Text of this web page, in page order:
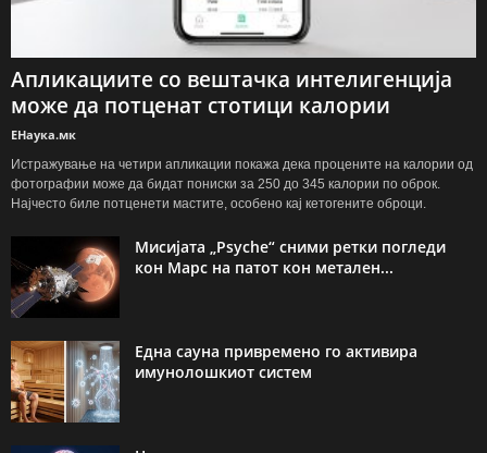
Апликациите со вештачка интелигенција
може да потценат стотици калории
ЕНаука.мк
Истражување на четири апликации покажа дека процените на калории од
фотографии може да бидат пониски за 250 до 345 калории по оброк.
Најчесто биле потценети мастите, особено кај кетогените оброци.
Мисијата „Psyche“ сними ретки погледи
кон Марс на патот кон метален...
Една сауна привремено го активира
имунолошкиот систем